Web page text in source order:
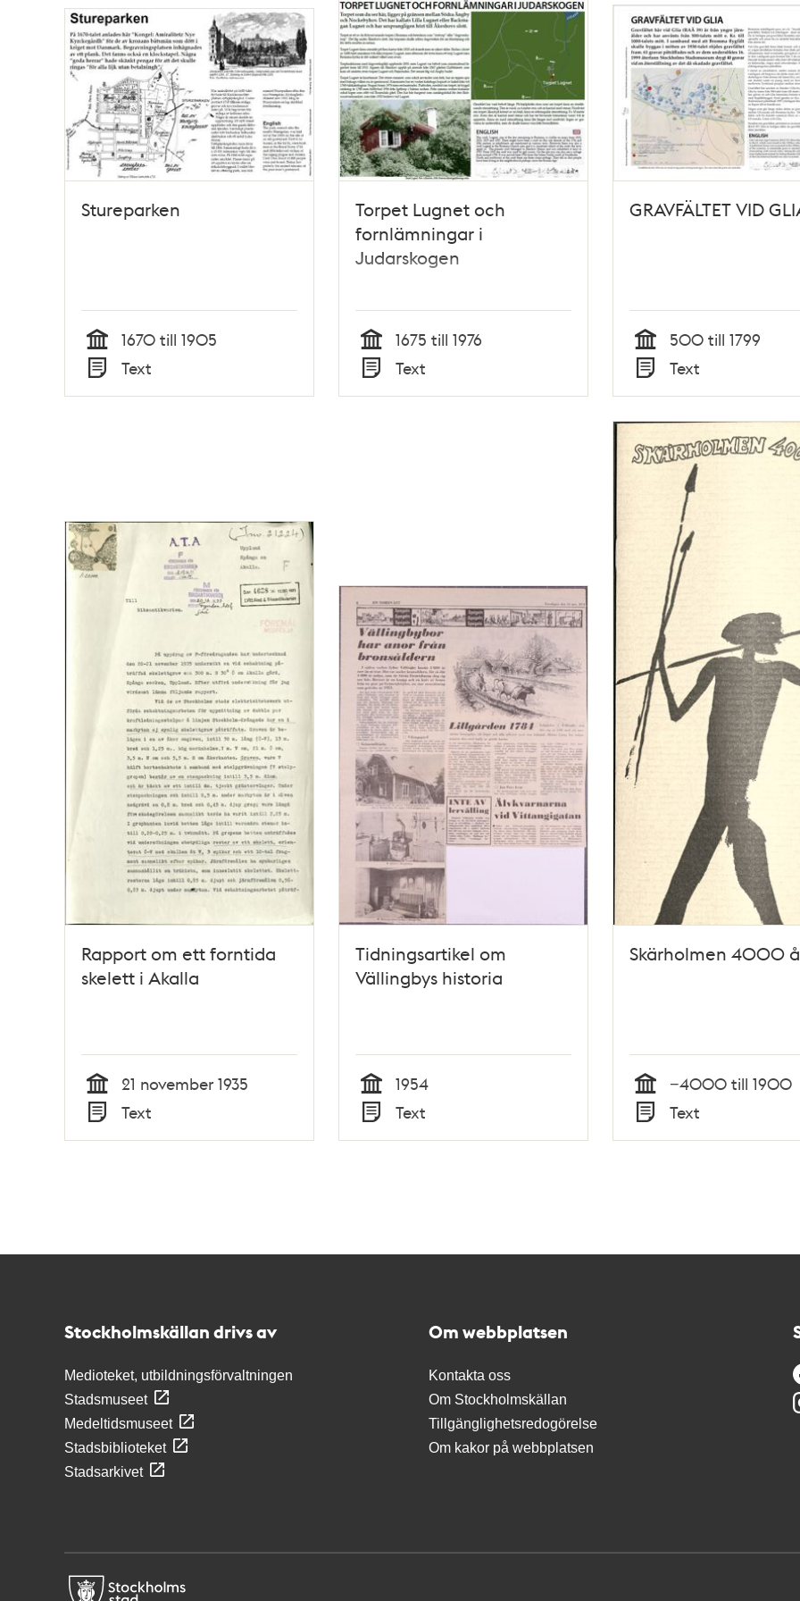
Stureparken
Tid
1670 till 1905
Typ
Text
Torpet Lugnet och
fornlämningar i
Judarskogen
Tid
1675 till 1976
Typ
Text
GRAVFÄLTET VID
Tid
500 till 1799
Typ
Text
Rapport om ett forntida
skelett i Akalla
Tid
21 november 1935
Typ
Text
Tidningsartikel om
Vällingbys historia
Tid
1954
Typ
Text
Skärholmen 4000
Tid
−4000 till 1900
Typ
Text
Stockholmskällan drivs av
Medioteket, utbildningsförvaltningen
Stadsmuseet
Medeltidsmuseet
Stadsbiblioteket
Stadsarkivet
Om webbplatsen
Kontakta oss
Om Stockholmskällan
Tillgänglighetsredogörelse
Om kakor på webbplatsen